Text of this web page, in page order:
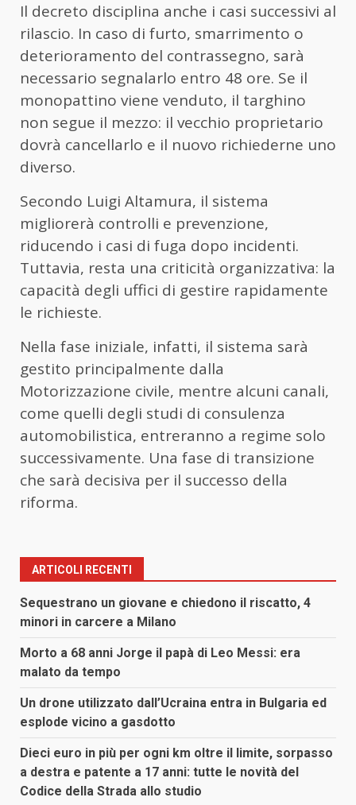
Il decreto disciplina anche i casi successivi al
rilascio. In caso di furto, smarrimento o
deterioramento del contrassegno, sarà
necessario segnalarlo entro 48 ore. Se il
monopattino viene venduto, il targhino
non segue il mezzo: il vecchio proprietario
dovrà cancellarlo e il nuovo richiederne uno
diverso.
Secondo Luigi Altamura, il sistema
migliorerà controlli e prevenzione,
riducendo i casi di fuga dopo incidenti.
Tuttavia, resta una criticità organizzativa: la
capacità degli uffici di gestire rapidamente
le richieste.
Nella fase iniziale, infatti, il sistema sarà
gestito principalmente dalla
Motorizzazione civile, mentre alcuni canali,
come quelli degli studi di consulenza
automobilistica, entreranno a regime solo
successivamente. Una fase di transizione
che sarà decisiva per il successo della
riforma.
ARTICOLI RECENTI
Sequestrano un giovane e chiedono il riscatto, 4
minori in carcere a Milano
Morto a 68 anni Jorge il papà di Leo Messi: era
malato da tempo
Un drone utilizzato dall’Ucraina entra in Bulgaria ed
esplode vicino a gasdotto
Dieci euro in più per ogni km oltre il limite, sorpasso
a destra e patente a 17 anni: tutte le novità del
Codice della Strada allo studio